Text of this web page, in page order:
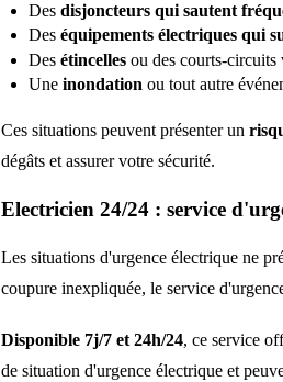
Des disjoncteurs qui sautent
Des équipements électriques qui
Des étincelles ou des courts-circuits
Une inondation ou tout autre
Ces situations peuvent présenter un
dégâts et assurer votre sécurité.
Electricien 24/24 : service
Les situations d'urgence électrique ne
coupure inexpliquée, le service
Disponible 7j/7 et 24h/24, ce service
de situation d'urgence électrique et